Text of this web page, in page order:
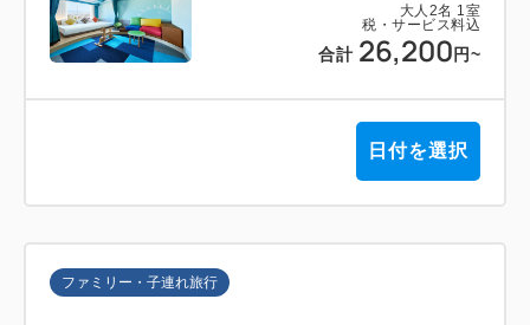
チョコデニッシュ／ミルクパン
ソフトクリーム／ショートケーキ／ピスタチオのシュ
ークリーム／レモンタルト／くず抹茶／マンゴープリ
ン／桃のムース／メロンソーダゼリー／お団子バー／
〇フルーツ
大人 2名 1室
税・サービス料込
合計 26,200 円~
日付を選択
ファミリー・子連れ旅行